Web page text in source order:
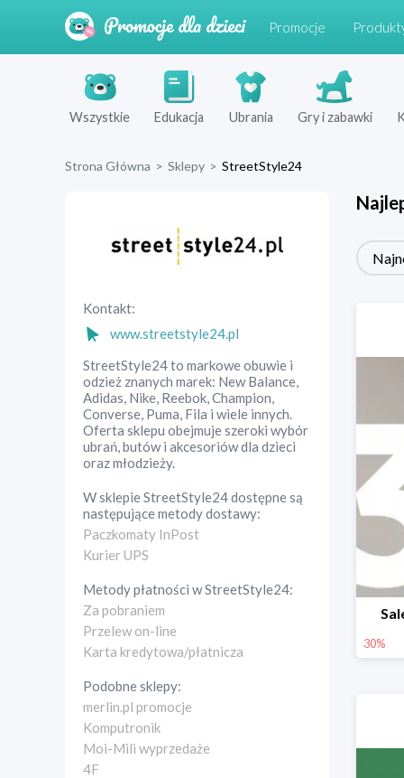
Promocje
Wszystkie Edukacja Ubrania Gry i zabawki
Strona Główna > Sklepy > StreetStyle24
Kontakt:
www.streetstyle24.pl
StreetStyle24 to markowe obuwie i
odzież znanych marek: New Balance,
Adidas, Nike, Reebok, Champion,
Converse, Puma, Fila i wiele innych.
Oferta sklepu obejmuje szeroki wybór
ubrań, butów i akcesoriów dla dzieci
oraz młodzieży.
W sklepieStreetStyle24dostępne są
następujące metody dostawy:
Paczkomaty InPost
Kurier UPS
Metody płatności wStreetStyle24:
Za pobraniem
Przelew on-line
Karta kredytowa/płatnicza
Podobne sklepy:
merlin.pl promocje
Komputronik
Moi-Mili wyprzedaże
4F
30%